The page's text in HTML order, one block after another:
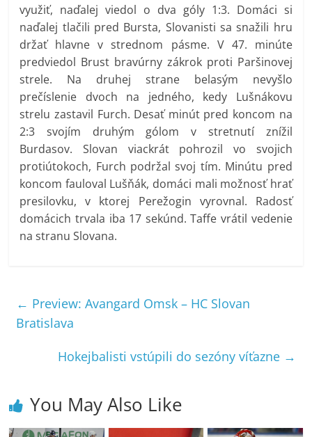
využiť, naďalej viedol o dva góly 1:3. Domáci si
naďalej tlačili pred Bursta, Slovanisti sa snažili hru
držať hlavne v strednom pásme. V 47. minúte
predviedol Brust bravúrny zákrok proti Paršinovej
strele. Na druhej strane belasým nevyšlo
prečíslenie dvoch na jedného, kedy Lušnákovu
strelu zastavil Furch. Desať minút pred koncom na
2:3 svojím druhým gólom v stretnutí znížil
Burdasov. Slovan viackrát pohrozil vo svojich
protiútokoch, Furch podržal svoj tím. Minútu pred
koncom fauloval Lušňák, domáci mali možnosť hrať
presilovku, v ktorej Perežogin vyrovnal. Radosť
domácich trvala iba 17 sekúnd. Taffe vrátil vedenie
na stranu Slovana.
← Preview: Avangard Omsk – HC Slovan
Bratislava
Hokejbalisti vstúpili do sezóny víťazne →
You May Also Like